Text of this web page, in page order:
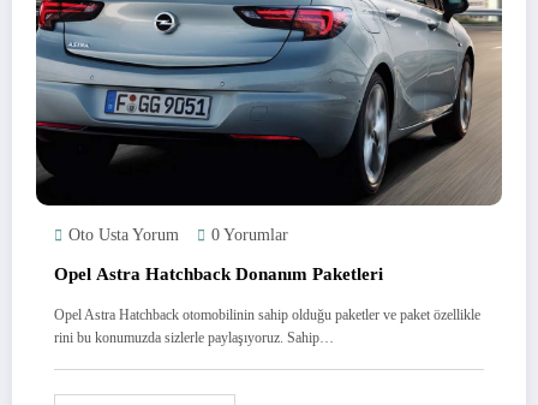
Oto Usta Yorum 0 Yorumlar
Opel Astra Hatchback Donanım Paketleri
Opel Astra Hatchback otomobilinin sahip olduğu paketler ve paket özellikle
rini bu konumuzda sizlerle paylaşıyoruz. Sahip…